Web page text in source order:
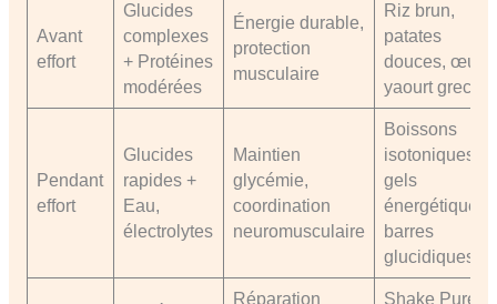
Avant
effort
Glucides
complexes
+ Protéines
modérées
Énergie durable,
protection
musculaire
Riz brun,
patates
douces, œufs,
yaourt grec
Pendant
effort
Glucides
rapides +
Eau,
électrolytes
Maintien
glycémie,
coordination
neuromusculaire
Boissons
isotoniques,
gels
énergétiques,
barres
glucidiques
Réparation Shake Pure